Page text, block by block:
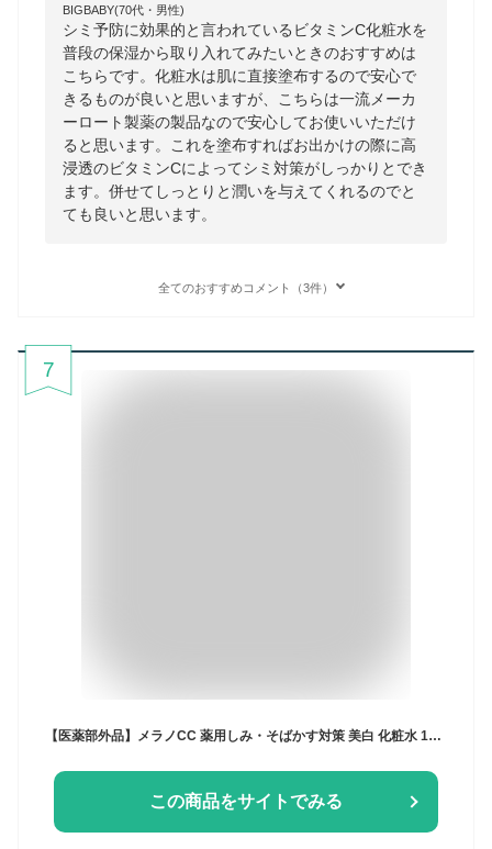
BIGBABY(70代・男性)
シミ予防に効果的と言われているビタミンC化粧水を
普段の保湿から取り入れてみたいときのおすすめは
こちらです。化粧水は肌に直接塗布するので安心で
きるものが良いと思いますが、こちらは一流メーカ
ーロート製薬の製品なので安心してお使いいただけ
ると思います。これを塗布すればお出かけの際に高
浸透のビタミンCによってシミ対策がしっかりとでき
ます。併せてしっとりと潤いを与えてくれるのでと
ても良いと思います。
全てのおすすめコメント（3件）
7
【医薬部外品】メラノCC 薬用しみ・そばかす対策 美白 化粧水 170mL
この商品をサイトでみる